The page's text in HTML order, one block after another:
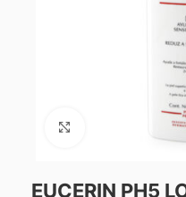
EUCERIN PH5